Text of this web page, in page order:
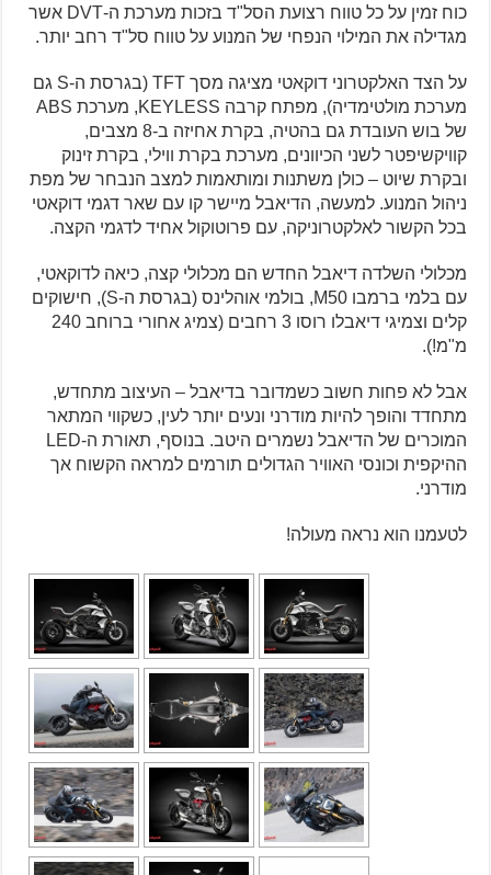
כוח זמין על כל טווח רצועת הסל"ד בזכות מערכת ה-DVT אשר
מגדילה את המילוי הנפחי של המנוע על טווח סל"ד רחב יותר.
על הצד האלקטרוני דוקאטי מציגה מסך TFT (בגרסת ה-S גם
מערכת מולטימדיה), מפתח קרבה KEYLESS, מערכת ABS
של בוש העובדת גם בהטיה, בקרת אחיזה ב-8 מצבים,
קוויקשיפטר לשני הכיוונים, מערכת בקרת ווילי, בקרת זינוק
ובקרת שיוט – כולן משתנות ומותאמות למצב הנבחר של מפת
ניהול המנוע. למעשה, הדיאבל מיישר קו עם שאר דגמי דוקאטי
בכל הקשור לאלקטרוניקה, עם פרוטוקול אחיד לדגמי הקצה.
מכלולי השלדה דיאבל החדש הם מכלולי קצה, כיאה לדוקאטי,
עם בלמי ברמבו M50, בולמי אוהלינס (בגרסת ה-S), חישוקים
קלים וצמיגי דיאבלו רוסו 3 רחבים (צמיג אחורי ברוחב 240
מ"מ!).
אבל לא פחות חשוב כשמדובר בדיאבל – העיצוב מתחדש,
מתחדד והופך להיות מודרני ונעים יותר לעין, כשקווי המתאר
המוכרים של הדיאבל נשמרים היטב. בנוסף, תאורת ה-LED
ההיקפית וכונסי האוויר הגדולים תורמים למראה הקשוח אך
מודרני.
לטעמנו הוא נראה מעולה!